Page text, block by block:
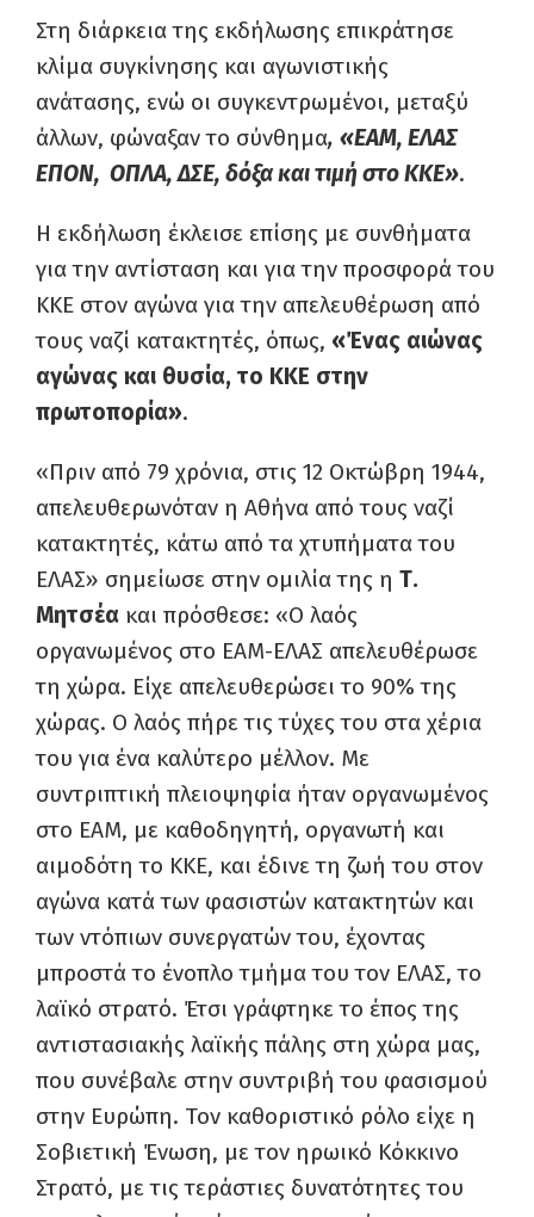
Στη διάρκεια της εκδήλωσης επικράτησε
κλίμα συγκίνησης και αγωνιστικής
ανάτασης, ενώ οι συγκεντρωμένοι, μεταξύ
άλλων, φώναξαν το σύνθημα, «ΕΑΜ, ΕΛΑΣ
ΕΠΟΝ, ΟΠΛΑ, ΔΣΕ, δόξα και τιμή στο ΚΚΕ».
Η εκδήλωση έκλεισε επίσης με συνθήματα
για την αντίσταση και για την προσφορά του
ΚΚΕ στον αγώνα για την απελευθέρωση από
τους ναζί κατακτητές, όπως, «Ένας αιώνας
αγώνας και θυσία, το ΚΚΕ στην
πρωτοπορία».
«Πριν από 79 χρόνια, στις 12 Οκτώβρη 1944,
απελευθερωνόταν η Αθήνα από τους ναζί
κατακτητές, κάτω από τα χτυπήματα του
ΕΛΑΣ» σημείωσε στην ομιλία της η Τ.
Μητσέα και πρόσθεσε: «Ο λαός
οργανωμένος στο ΕΑΜ-ΕΛΑΣ απελευθέρωσε
τη χώρα. Είχε απελευθερώσει το 90% της
χώρας. Ο λαός πήρε τις τύχες του στα χέρια
του για ένα καλύτερο μέλλον. Με
συντριπτική πλειοψηφία ήταν οργανωμένος
στο ΕΑΜ, με καθοδηγητή, οργανωτή και
αιμοδότη το ΚΚΕ, και έδινε τη ζωή του στον
αγώνα κατά των φασιστών κατακτητών και
των ντόπιων συνεργατών του, έχοντας
μπροστά το ένοπλο τμήμα του τον ΕΛΑΣ, το
λαϊκό στρατό. Έτσι γράφτηκε το έπος της
αντιστασιακής λαϊκής πάλης στη χώρα μας,
που συνέβαλε στην συντριβή του φασισμού
στην Ευρώπη. Τον καθοριστικό ρόλο είχε η
Σοβιετική Ένωση, με τον ηρωικό Κόκκινο
Στρατό, με τις τεράστιες δυνατότητες του